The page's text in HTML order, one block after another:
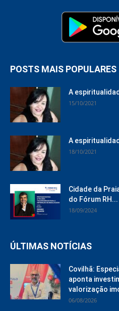
POSTS MAIS POPULARES
A
15/10/2021
A
18/10/2021
Cidade da
do Fórum RH...
18/09/2024
ÚLTIMAS NOTÍCIAS
Covilhã:
aponta
valorização
06/08/2026